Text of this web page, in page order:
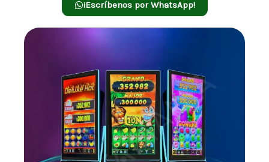
¡Escríbenos por WhatsApp!